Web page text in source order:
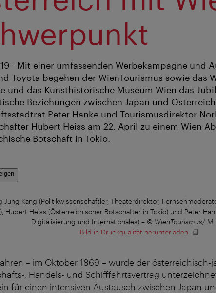
- Mit einer umfassenden Werbekampagne und
Toyota begehen der WienTourismus sowie das
und das Kunsthistorische Museum Wien das
Beziehungen zwischen Japan und
Peter Hanke und Tourismusdirektor
Hubert Heiss am 22. April zu einem Wien-
Botschaft in Tokio.
Jung Kang (Politikwissenschaftler, Theaterdirektor,
Hubert Heiss (Österreichischer Botschafter in Tokio) und Peter
Digitalisierung und Internationales) – © WienTourismus/ M.
Bild in Druckqualität herunterladen
– im Oktober 1869 – wurde der österreichisch-
, Handels- und Schifffahrtsvertrag
für einen intensiven Austausch zwischen Japan